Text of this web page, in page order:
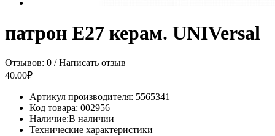
патрон Е27 керам. UNIVersal
Отзывов: 0 /Написать отзыв
40.00₽
Артикул производителя: 5565341
Код товара: 002956
Наличие:В наличии
Технические характеристики